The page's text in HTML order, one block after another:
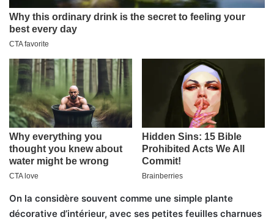
On la considère souvent comme une simple plante
décorative d’intérieur, avec ses petites feuilles charnues